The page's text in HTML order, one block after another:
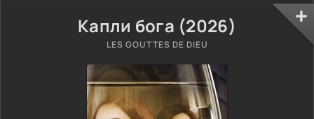
Капли бога (2026)
LES GOUTTES DE DIEU